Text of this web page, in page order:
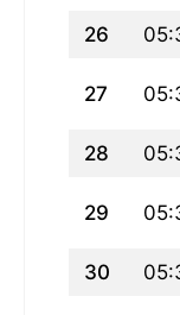
26
27
28
29
30